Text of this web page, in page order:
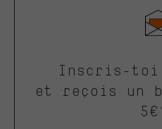
Inscris-toi
et reçois un